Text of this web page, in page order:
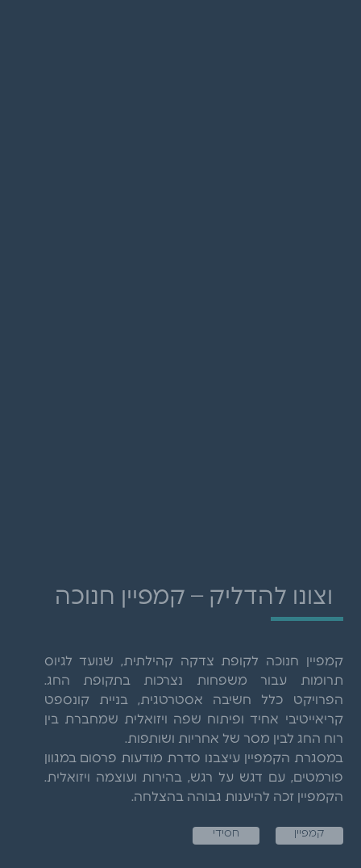
וצונו להדליק – קמפיין חנוכה
קמפיין חנוכה לקופת צדקה קהילתית, שנועד לגיוס
תרומות עבור משפחות נצרכות בתקופת החג.
הפרויקט כלל חשיבה אסטרטגית, בניית קונספט
קריאייטיבי אחיד ופיתוח שפה ויזואלית שמחברת בין
רוח החג לבין מסר של אחריות ושותפות.
במסגרת הקמפיין עיצבנו סדרת מודעות פרסום במגוון
פורמטים, עם דגש על רגש, בהירות ועוצמה ויזואלית.
הקמפיין זכה להיענות גבוהה בהצלחה.
קמפיין חסידי